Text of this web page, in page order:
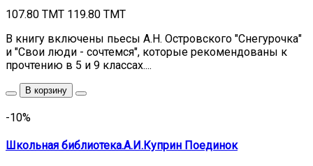
107.80 TMT 119.80 TMT
В книгу включены пьесы А.Н. Островского "Снегурочка"
и "Свои люди - сочтемся", которые рекомендованы к
прочтению в 5 и 9 классах....
В корзину
-10%
Школьная библиотека.А.И.Куприн Поединок